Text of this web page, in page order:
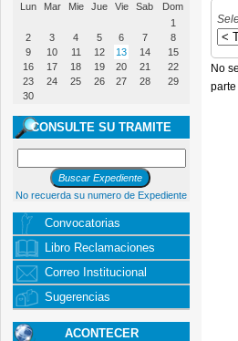
Lun Mar Mie Jue Vie Sab
Dom
1
2
3 4 5 6 7
8
9
10 11 12 13 14
15
16
17 18 19 20 21
22
23
24 25 26 27 28
29
30
CONSULTE SU TRAMITE
No recuerda su numero de Expediente
Convocatorias
Libro Reclamaciones
Correo Institucional
Sugerencias
ACONTECER
No